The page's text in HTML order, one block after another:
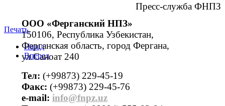
Пресс-служба ФНПЗ
Печать
Назад
Вперед
ООО «Ферганский НПЗ»
150106, Республика Узбекистан,
Ферганская область, город Фергана,
ул.Саноат 240
Тел: (+99873) 229-45-19
Факс: (+99873) 229-45-76
е-mail: info@fnpz.uz